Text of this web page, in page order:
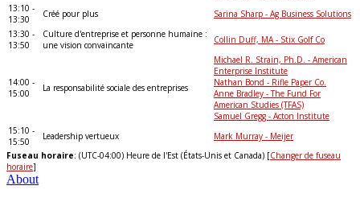
13:10 -
13:30
Créé pour plus
Sarina Sharp - Ag Business Solutions
13:30 -
13:50
Culture d'entreprise et personne humaine :
une vision convaincante
Collin Duff, MA - Stix Golf Co
14:00 -
15:00
La responsabilité sociale des entreprises
Michael R. Strain, Ph.D. - American
Enterprise Institute
Nathan Bond - Rifle Paper Co.
Anne Bradley - The Fund For
American Studies (TFAS)
Samuel Gregg - Acton Institute
15:10 -
15:50
Leadership vertueux
Mark Murray - Meijer
Fuseau horaire: (UTC-04:00) Heure de l'Est (États-Unis et Canada) [Changer de fuseau
horaire]
About